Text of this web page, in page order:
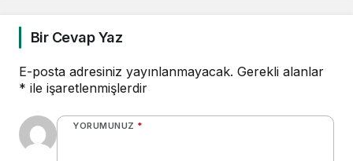
Bir Cevap Yaz
E-posta adresiniz yayınlanmayacak. Gerekli alanlar
* ile işaretlenmişlerdir
YORUMUNUZ *